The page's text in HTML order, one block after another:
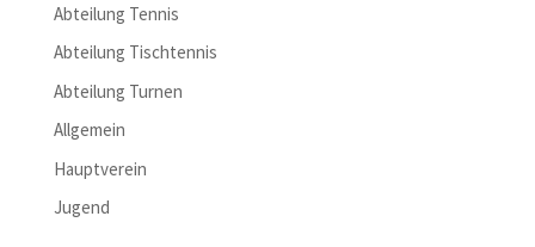
Abteilung Tennis
Abteilung Tischtennis
Abteilung Turnen
Allgemein
Hauptverein
Jugend